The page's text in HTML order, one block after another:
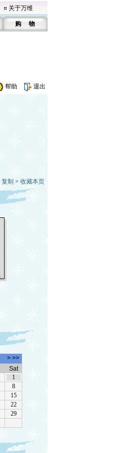
关于万维
购 物
帮助 退出
复制 > 收藏本页